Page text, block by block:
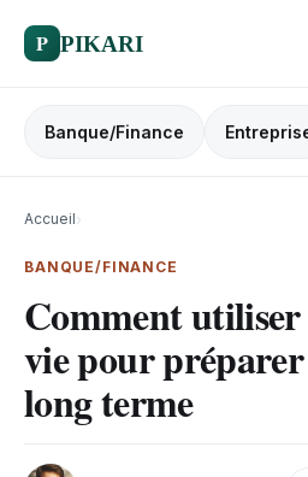
P PIKARI
Banque/Finance
Accueil›
BANQUE/FINANCE
Comment utiliser
vie pour
long terme